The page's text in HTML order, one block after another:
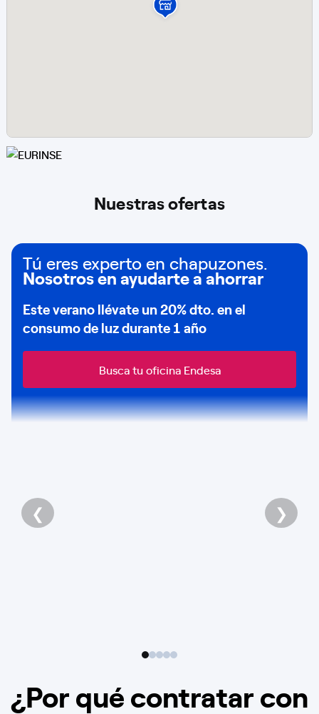
Nuestras ofertas
Tú eres experto en chapuzones.
Nosotros en ayudarte a ahorrar
Este verano llévate un20% dto. en el
consumo deluz durante 1 año
Busca tu oficina Endesa
❮ ❯
¿Por qué contratar con